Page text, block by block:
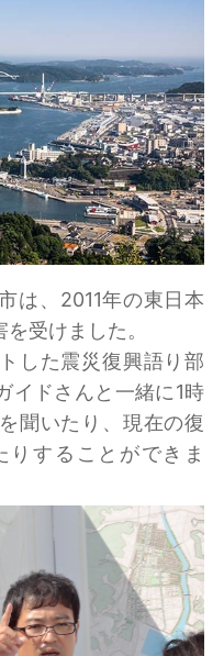
は、2011年の東日本
受けました。
した震災復興語り部
イドさんと一緒に1時
聞いたり、現在の復
することができま